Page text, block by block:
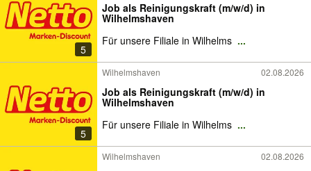
5
Job als Reinigungskraft (m/w/d) in
Wilhelmshaven
Für unsere Filiale in Wilhelms ...
5
Wilhelmshaven 02.08.2026
Job als Reinigungskraft (m/w/d) in
Wilhelmshaven
Für unsere Filiale in Wilhelms ...
Wilhelmshaven 02.08.2026